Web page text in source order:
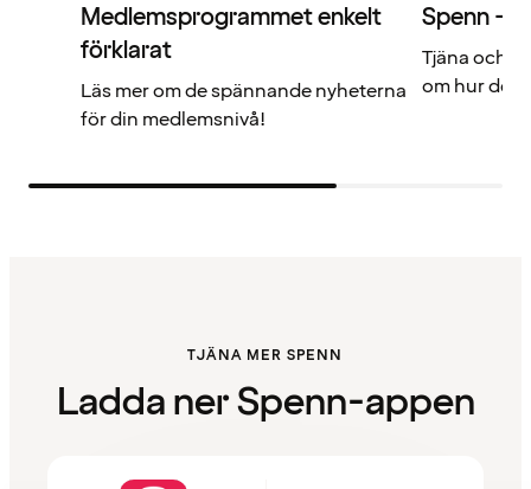
Medlemsprogrammet enkelt
förklarat
Läs mer om de spännande nyheterna
för din medlemsnivå!
Spenn –
Tjäna och
om hur det
TJÄNA MER SPENN
Ladda ner Spenn-appen